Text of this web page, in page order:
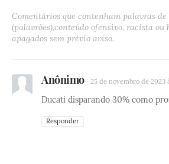
Comentários que contenham palavras
(palavrões),conteúdo ofensivo, racista ou
apagados sem prévio aviso.
Anônimo 25 de novembro de 2023
Ducati disparando 30% como
Responder